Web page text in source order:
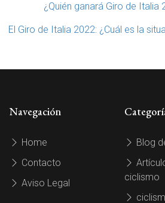
¿Quién ganará Giro de Italia
El Giro de Italia 2022: ¿Cuál es la
Navegación
Home
Contacto
Aviso Legal
Blog
ciclismo